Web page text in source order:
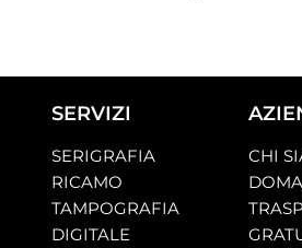
SERVIZI
SERIGRAFIA
RICAMO
TAMPOGRAFIA
DIGITALE
CHI